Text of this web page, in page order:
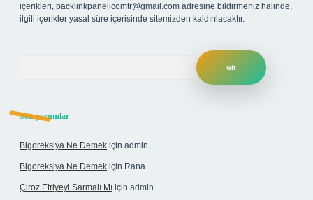
içerikleri, backlinkpanelicomtr@gmail.com adresine bildirmeniz halinde,
ilgili içerikler yasal süre içerisinde sitemizden kaldırılacaktır.
Son yorumlar
Bigoreksiya Ne Demek için admin
Bigoreksiya Ne Demek için Rana
Çiroz Etriyeyi Sarmalı Mı için admin